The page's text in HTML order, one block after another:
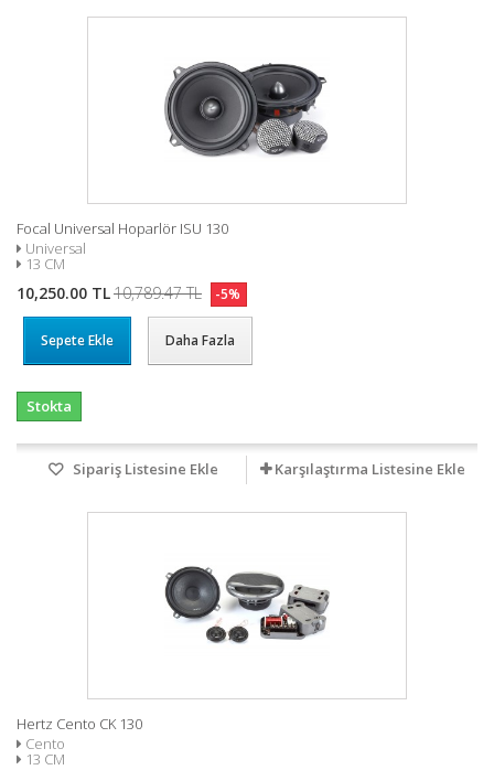
Focal Universal Hoparlör ISU 130
Universal
13 CM
10,250.00 TL10,789.47 TL -5%
Sepete Ekle Daha Fazla
Stokta
Sipariş Listesine Ekle Karşılaştırma Listesine Ekle
Hertz Cento CK 130
Cento
13 CM